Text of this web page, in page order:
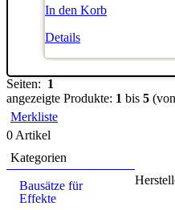
In den Korb
Details
Seiten: 1
angezeigte Produkte: 1 bis 5 (von
Merkliste
0 Artikel
Kategorien
Bausätze für
Effekte